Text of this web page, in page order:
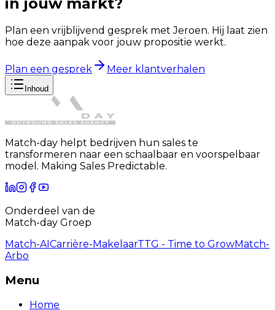
in jouw markt?
Plan een vrijblijvend gesprek met Jeroen. Hij laat zien
hoe deze aanpak voor jouw propositie werkt.
Plan een gesprek Meer klantverhalen
Inhoud
Match-day helpt bedrijven hun sales te
transformeren naar een schaalbaar en voorspelbaar
model. Making Sales Predictable.
Onderdeel van de
Match-day Groep
Match-AI Carrière-MakelaarTTG - Time to GrowMatch-
Arbo
Menu
Home